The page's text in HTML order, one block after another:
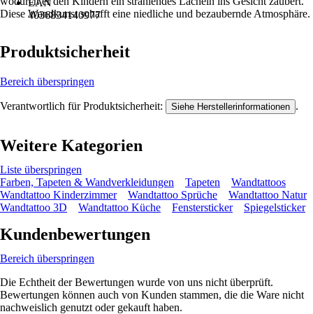
EAN
4036834140977
Diese Wandkunst schafft eine niedliche und bezaubernde Atmosphäre.
Produktsicherheit
Bereich überspringen
Verantwortlich für Produktsicherheit: Siehe Herstellerinformationen .
Weitere Kategorien
Liste überspringen
Farben, Tapeten & Wandverkleidungen
Tapeten
Wandtattoos
Wandtattoo Kinderzimmer
Wandtattoo Sprüche
Wandtattoo Natur
Wandtattoo 3D
Wandtattoo Küche Fenstersticker Spiegelsticker
Kundenbewertungen
Bereich überspringen
Die Echtheit der Bewertungen wurde von uns nicht überprüft.
Bewertungen können auch von Kunden stammen, die die Ware nicht
nachweislich genutzt oder gekauft haben.